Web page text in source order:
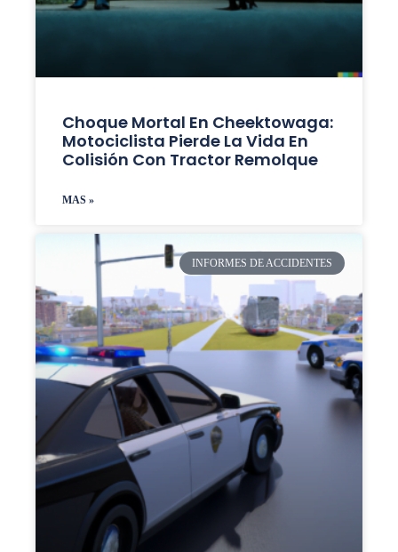
Choque Mortal En Cheektowaga:
Motociclista Pierde La Vida En
Colisión Con Tractor Remolque
MAS »
INFORMES DE ACCIDENTES